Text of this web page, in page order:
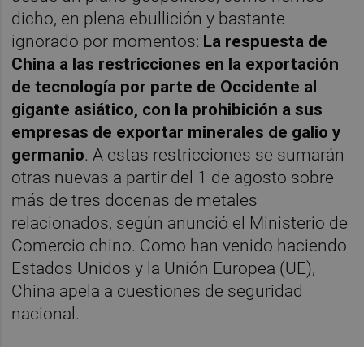
dicho, en plena ebullición y bastante
ignorado por momentos: La respuesta de
China a las restricciones en la exportación
de tecnología por parte de Occidente al
gigante asiático, con la prohibición a sus
empresas de exportar minerales de galio y
germanio. A estas restricciones se sumarán
otras nuevas a partir del 1 de agosto sobre
más de tres docenas de metales
relacionados, según anunció el Ministerio de
Comercio chino. Como han venido haciendo
Estados Unidos y la Unión Europea (UE),
China apela a cuestiones de seguridad
nacional.